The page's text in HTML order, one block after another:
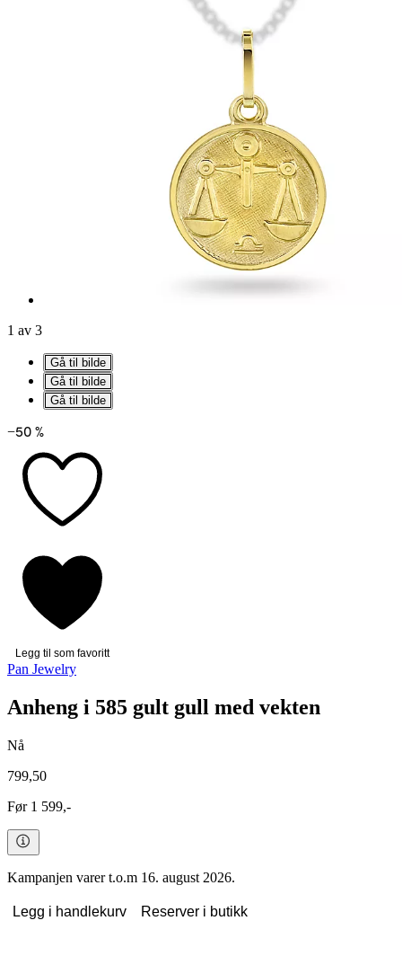
1 av 3
Gå til bilde
Gå til bilde
Gå til bilde
−50 %
Legg til som favoritt
Pan Jewelry
Anheng i 585 gult gull med vekten
Nå
799,50
Før 1 599,-
Kampanjen varer t.o.m 16. august 2026.
Legg i handlekurv Reserver i butikk